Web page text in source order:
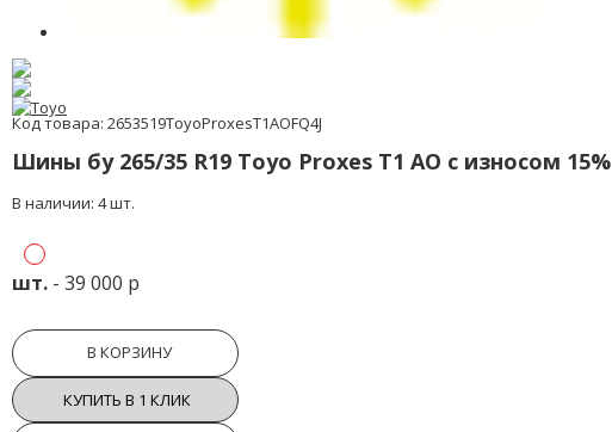
Код товара: 2653519ToyoProxesT1AOFQ4J
Шины бу 265/35 R19 Toyo Proxes T1 AO с износом 15%
В наличии: 4 шт.
шт. - 39 000 р
В КОРЗИНУ
КУПИТЬ В 1 КЛИК